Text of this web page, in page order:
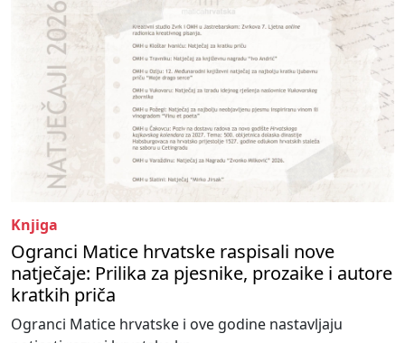
Knjiga
Ogranci Matice hrvatske raspisali nove
natječaje: Prilika za pjesnike, prozaike i autore
kratkih priča
Ogranci Matice hrvatske i ove godine nastavljaju